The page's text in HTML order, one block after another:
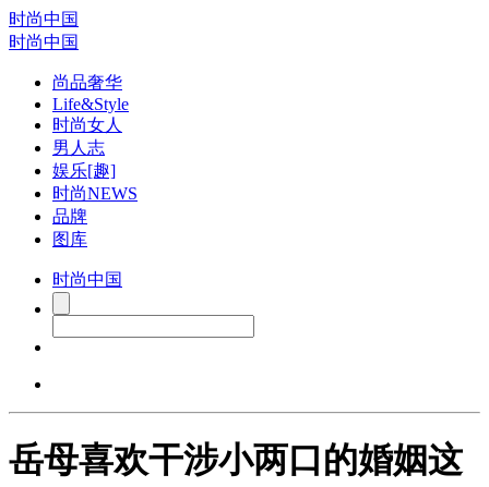
时尚中国
时尚中国
尚品奢华
Life&Style
时尚女人
男人志
娱乐[趣]
时尚NEWS
品牌
图库
时尚中国
岳母喜欢干涉小两口的婚姻这